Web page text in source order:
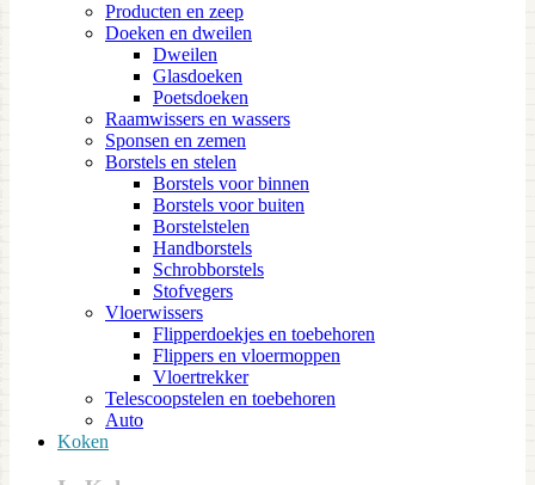
Producten en zeep
Doeken en dweilen
Dweilen
Glasdoeken
Poetsdoeken
Raamwissers en wassers
Sponsen en zemen
Borstels en stelen
Borstels voor binnen
Borstels voor buiten
Borstelstelen
Handborstels
Schrobborstels
Stofvegers
Vloerwissers
Flipperdoekjes en toebehoren
Flippers en vloermoppen
Vloertrekker
Telescoopstelen en toebehoren
Auto
Koken